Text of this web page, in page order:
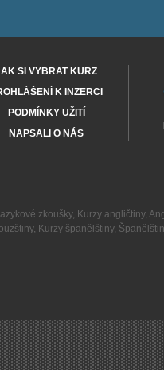
SI VYBRAT KURZ
K INZERCI
PODMÍNKY UŽITÍ
NAPSALI O NÁS
zkoušky, Kurzy angličtiny,
, Kurzy španělštiny,